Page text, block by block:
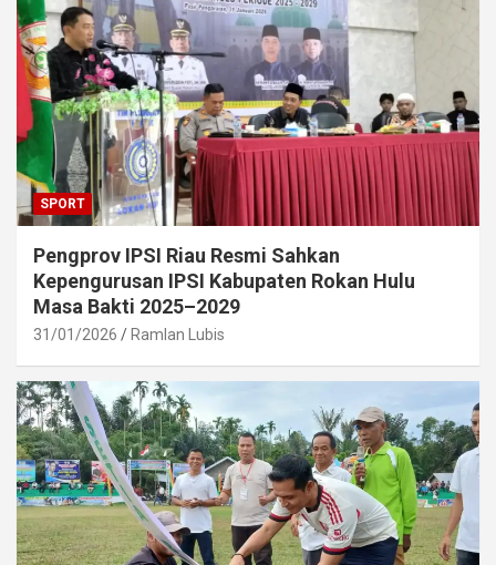
SPORT
Pengprov IPSI Riau Resmi Sahkan
Kepengurusan IPSI Kabupaten Rokan Hulu
Masa Bakti 2025–2029
31/01/2026 Ramlan Lubis